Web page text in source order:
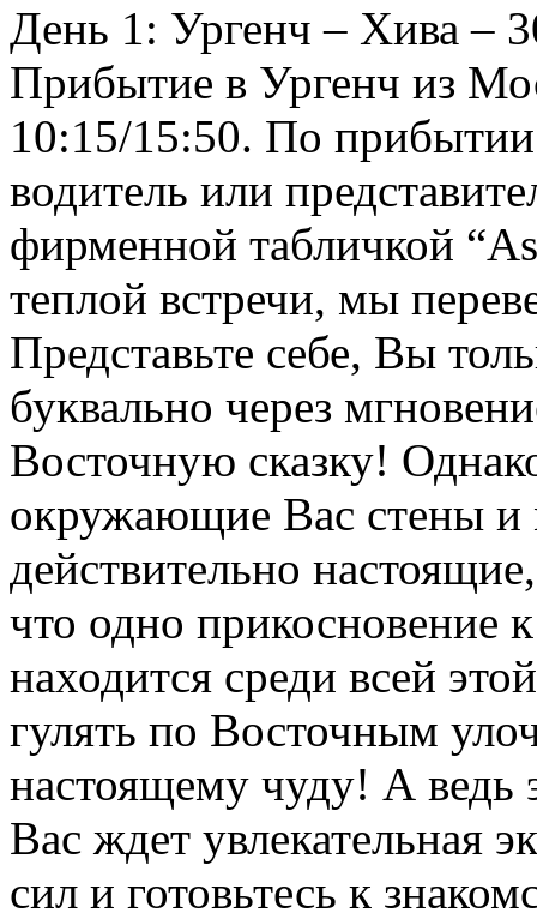
День 1: Ургенч – Хива –
Прибытие в Ургенч из
10:15/15:50. По прибытии
водитель или
фирменной табличкой
теплой встречи, мы
Представьте себе, Вы
буквально через
Восточную сказку!
окружающие Вас стены и
действительно
что одно прикосновение
находится среди всей
гулять по Восточным
настоящему чуду! А ведь
Вас ждет увлекательная
сил и готовьтесь к